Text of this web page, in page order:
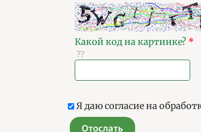
Какой код на картинке? *
Я даю согласие на